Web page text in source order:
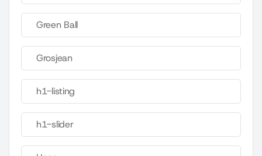
Green Ball
Grosjean
h1-listing
h1-slider